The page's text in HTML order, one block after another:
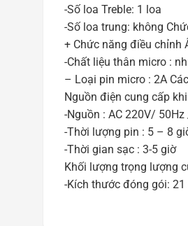
-Số loa Treble: 1 loa
-Số loa trung: không
+ Chức năng điều chỉnh
-Chất liệu thân micro :
– Loại pin micro : 2A
Nguồn điện cung cấp
-Nguồn : AC 220V/
-Thời lượng pin : 5 – 8
-Thời gian sạc : 3-5 giờ
Khối lượng trọng lượng
-Kích thước đóng gói: 21